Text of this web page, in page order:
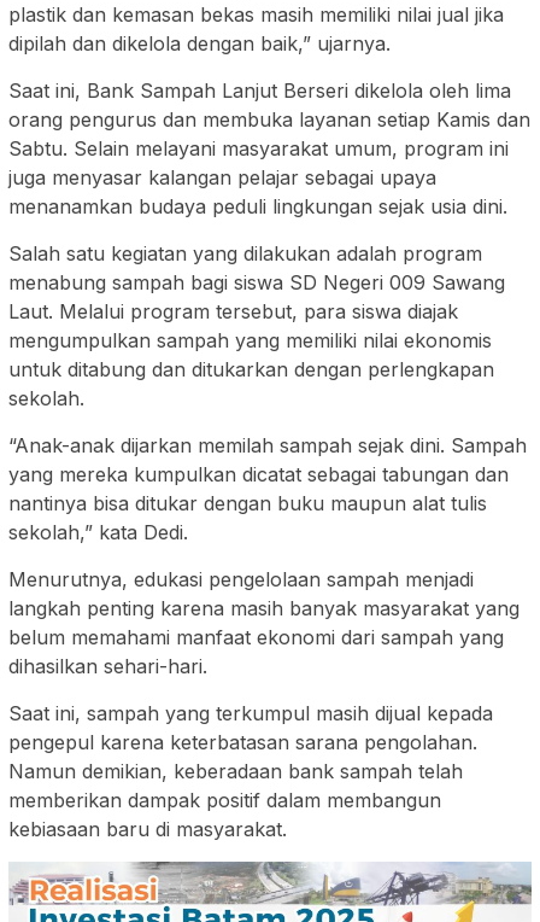
plastik dan kemasan bekas masih memiliki nilai jual jika
dipilah dan dikelola dengan baik,” ujarnya.
Saat ini, Bank Sampah Lanjut Berseri dikelola oleh lima
orang pengurus dan membuka layanan setiap Kamis dan
Sabtu. Selain melayani masyarakat umum, program ini
juga menyasar kalangan pelajar sebagai upaya
menanamkan budaya peduli lingkungan sejak usia dini.
Salah satu kegiatan yang dilakukan adalah program
menabung sampah bagi siswa SD Negeri 009 Sawang
Laut. Melalui program tersebut, para siswa diajak
mengumpulkan sampah yang memiliki nilai ekonomis
untuk ditabung dan ditukarkan dengan perlengkapan
sekolah.
“Anak-anak dijarkan memilah sampah sejak dini. Sampah
yang mereka kumpulkan dicatat sebagai tabungan dan
nantinya bisa ditukar dengan buku maupun alat tulis
sekolah,” kata Dedi.
Menurutnya, edukasi pengelolaan sampah menjadi
langkah penting karena masih banyak masyarakat yang
belum memahami manfaat ekonomi dari sampah yang
dihasilkan sehari-hari.
Saat ini, sampah yang terkumpul masih dijual kepada
pengepul karena keterbatasan sarana pengolahan.
Namun demikian, keberadaan bank sampah telah
memberikan dampak positif dalam membangun
kebiasaan baru di masyarakat.